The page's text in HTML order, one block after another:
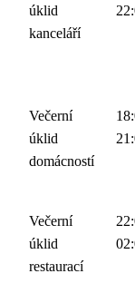
úklid
kanceláří
Večerní
úklid
domácností
Večerní
úklid
restaurací